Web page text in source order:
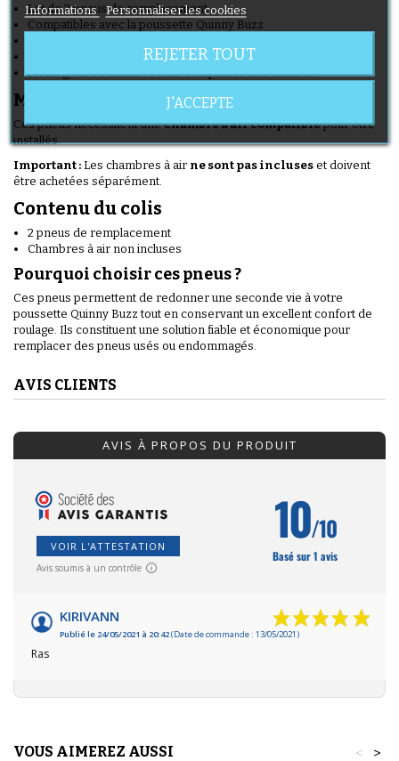
Lot de 2 pneus de remplacement
Compatibles avec la poussette Quinny Buzz
Bonne adhérence sur tous types de sols
Montage avec chambre à air compatible non incluses
Montage
Ces pneus nécessitent unechambre à air compatiblepour être
installés.
Important : Les chambres à air ne sont pas incluses et doivent
être achetées séparément.
Contenu du colis
2 pneus de remplacement
Chambres à air non incluses
Pourquoi choisir ces pneus ?
Ces pneus permettent de redonner une seconde vie à votre
poussette Quinny Buzz tout en conservant un excellent confort de
roulage. Ils constituent une solution fiable et économique pour
remplacer des pneus usés ou endommagés.
AVIS CLIENTS
AVIS À PROPOS DU PRODUIT
VOIR L'ATTESTATION
Avis soumis à un contrôle
10/10
Basé sur 1 avis
KIRIVANN
Publié le 24/05/2021 à 20:42(Date de commande : 13/05/2021)
Ras
VOUS AIMEREZ AUSSI >
<
Informations Personnaliser les cookies
REJETER TOUT
J'ACCEPTE